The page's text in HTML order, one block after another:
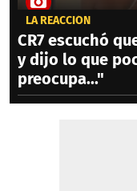
LA REACCIÓN
CR7 escuchó
y dijo lo que
preocupa..."